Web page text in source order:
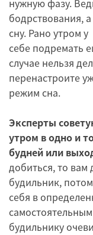
нужную фазу.
бодрствования,
сну. Рано утром
себе подремать
случае нельзя
перенастроите
режим сна.
Эксперты
утром в одно и
будней или
добиться, то
будильник,
себя в
будильнику